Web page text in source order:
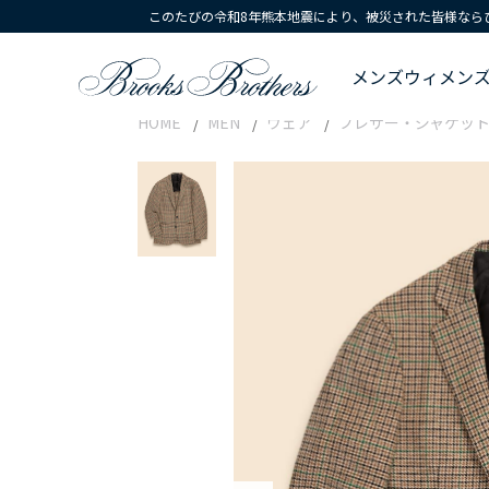
このたびの令和8年熊本地震により、被災された皆様な
メンズウィメン
HOME MEN ウェア ブレザー・ジャケッ